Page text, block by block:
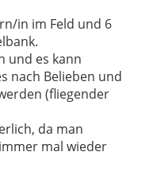
in im Feld und 6
und es kann
nach Belieben und
(fliegender
da man
mal wieder